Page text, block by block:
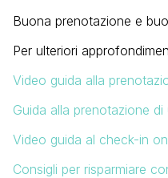
Buona prenotazione e
Per ulteriori
Video guida alla
Guida alla prenotazione
Video guida al check-in
Consigli per risparmiare